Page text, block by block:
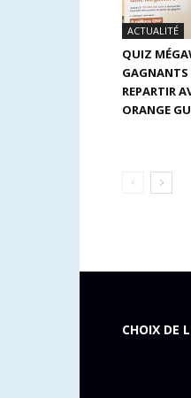
ACTUALITÉ
QUIZ
REPARTIR
ORANGE
CHOIX DE